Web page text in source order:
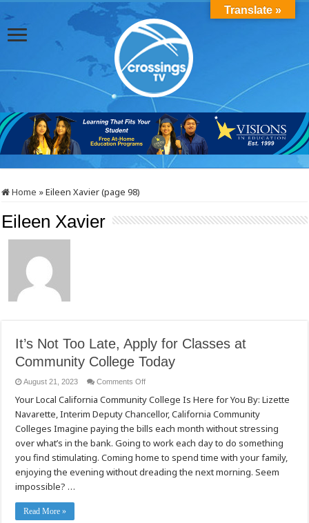
Home »Eileen Xavier (page 98)
Eileen Xavier
It’s Not Too Late, Apply for Classes at
Community College Today
August 21, 2023 Comments Offon
Not
Too
Late,
for
Classes
at
Community
College
Today
Your Local California Community College Is Here for You By: Lizette
Navarette, Interim Deputy Chancellor, California Community
Colleges Imagine paying the bills each month without stressing
over what’s in the bank. Going to work each day to do something
you find stimulating. Coming home to spend time with your family,
enjoying the evening without dreading the next morning. Seem
impossible? …
Read More »
Translate »